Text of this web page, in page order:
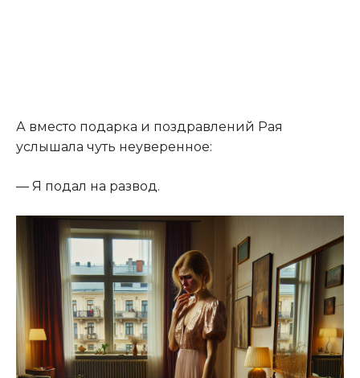
А вместо подарка и поздравлений Рая
услышала чуть неуверенное:
— Я подал на развод.